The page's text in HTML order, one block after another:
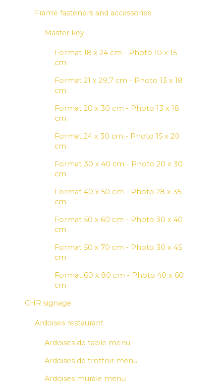
Frame fasteners and accessories
Master key
Format 18 x 24 cm - Photo 10 x 15
cm
Format 21 x 29,7 cm - Photo 13 x 18
cm
Format 20 x 30 cm - Photo 13 x 18
cm
Format 24 x 30 cm - Photo 15 x 20
cm
Format 30 x 40 cm - Photo 20 x 30
cm
Format 40 x 50 cm - Photo 28 x 35
cm
Format 50 x 60 cm - Photo 30 x 40
cm
Format 50 x 70 cm - Photo 30 x 45
cm
Format 60 x 80 cm - Photo 40 x 60
cm
CHR signage
Ardoises restaurant
Ardoises de table menu
Ardoises de trottoir menu
Ardoises murale menu